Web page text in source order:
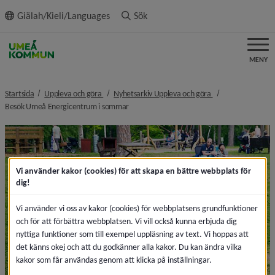
innehållet
Giälah/Kieli/Languages Sök
MENY
Startsida Uppleva och göra nivå i brödsmulenavigeringen
Nyhetsarkiv Uppleva och göra
nivå i
Besök Umeå Energicentrum i sommarnivå i brödsmulenavigeringen
Vi använder kakor (cookies) för att skapa en bättre webbplats för
dig!
Vi använder vi oss av kakor (cookies) för webbplatsens grundfunktioner
och för att förbättra webbplatsen. Vi vill också kunna erbjuda dig
nyttiga funktioner som till exempel uppläsning av text. Vi hoppas att
det känns okej och att du godkänner alla kakor. Du kan ändra vilka
kakor som får användas genom att klicka på inställningar.